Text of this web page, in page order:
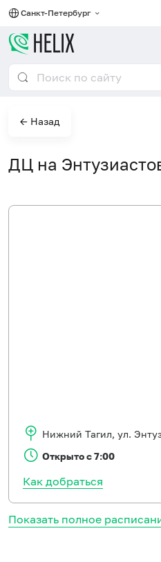
Санкт-Петербург
← Назад
ДЦ на
Показать полное
Нижний Тагил, ул.
Открыто с 7:00
Как добраться